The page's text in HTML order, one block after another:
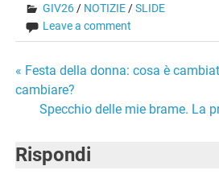
GIV26 / NOTIZIE /SLIDE
Leave a comment
Navigazione
articoli
« Festa della donna: cosa è
cambiare?
Specchio delle mie brame. La
Rispondi